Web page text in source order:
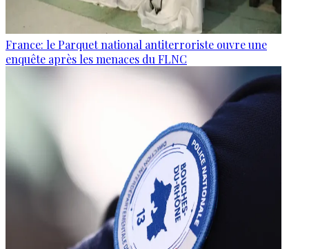
France: le Parquet national antiterroriste ouvre une
enquête après les menaces du FLNC